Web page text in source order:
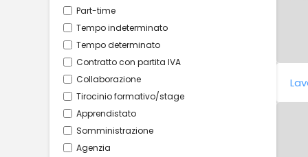
Part-time
Tempo indeterminato
Tempo determinato
Contratto con partita IVA
Collaborazione
Tirocinio formativo/stage
Apprendistato
Somministrazione
Agenzia